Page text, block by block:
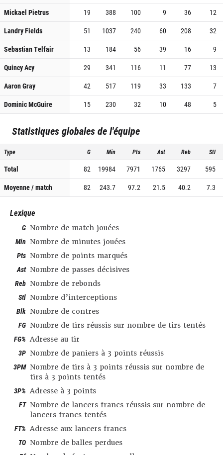
Mickael Pietrus
19 388 100 9 36
12
Landry Fields
51 1037 240 60 208
32
Sebastian Telfair
13 184 56 39 16
9
Quincy Acy
29 341 116 11 77
13
Aaron Gray
42 517 119 33 133
7
Dominic McGuire
15 230 32 10 48 5
Statistiques globales de l'équipe
Type G Min Pts Ast Reb Stl
Total 82 19984 7971 1765 3297
595
Moyenne / match
82 243.7 97.2 21.5 40.2 7.3
Lexique
G Nombre de match jouées
Min Nombre de minutes jouées
Pts Nombre de points marqués
Ast Nombre de passes décisives
Reb Nombre de rebonds
Stl Nombre d’interceptions
Blk Nombre de contres
FG Nombre de tirs réussis sur nombre de tirs tentés
FG% Adresse au tir
3P Nombre de paniers à 3 points réussis
3PM Nombre de tirs à 3 points réussis sur nombre de
tirs à 3 points tentés
3P% Adresse à 3 points
FT Nombre de lancers francs réussis sur nombre de
lancers francs tentés
FT% Adresse aux lancers francs
TO Nombre de balles perdues